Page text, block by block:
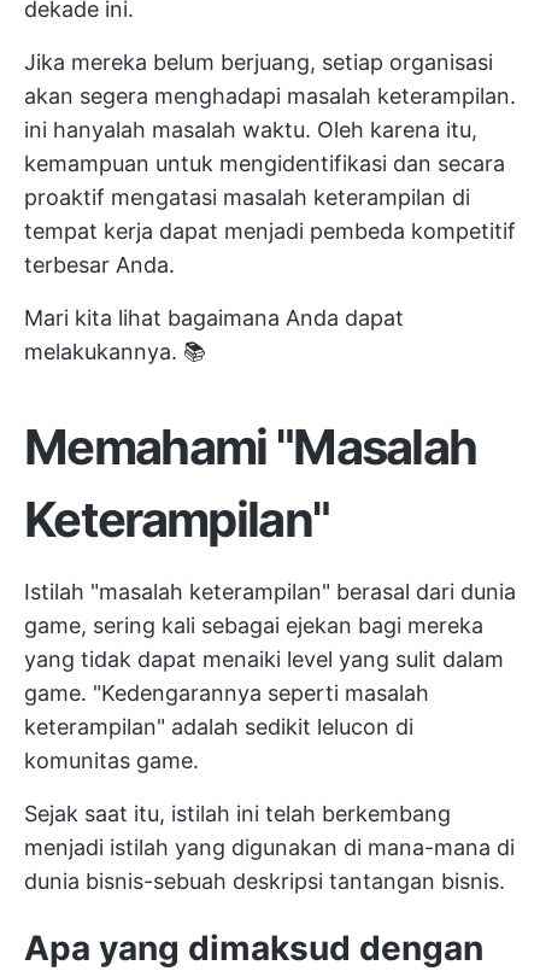
dekade ini.
Jika mereka belum berjuang, setiap organisasi
akan segera menghadapi masalah keterampilan.
ini hanyalah masalah waktu. Oleh karena itu,
kemampuan untuk mengidentifikasi dan secara
proaktif mengatasi masalah keterampilan di
tempat kerja dapat menjadi pembeda kompetitif
terbesar Anda.
Mari kita lihat bagaimana Anda dapat
melakukannya. 📚
Memahami "Masalah
Keterampilan"
Istilah "masalah keterampilan" berasal dari dunia
game, sering kali sebagai ejekan bagi mereka
yang tidak dapat menaiki level yang sulit dalam
game. "Kedengarannya seperti masalah
keterampilan" adalah sedikit lelucon di
komunitas game.
Sejak saat itu, istilah ini telah berkembang
menjadi istilah yang digunakan di mana-mana di
dunia bisnis-sebuah deskripsi tantangan bisnis.
Apa yang dimaksud dengan